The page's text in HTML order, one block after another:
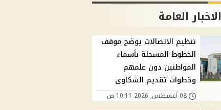
الاخبار العامة
تنظيم الاتصالات يوضح موقف
الخطوط المسجلة بأسماء
المواطنين دون علمهم
وخطوات تقديم الشكاوى
08 أغسطس, 2026 10:11 ص